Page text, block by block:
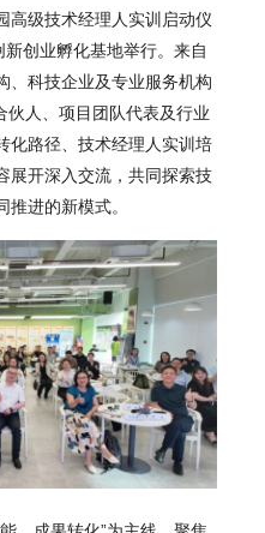
高级技术经理人实训启动仪
新创业孵化基地举行。来自
、科技企业及专业服务机构
伙人、项目团队代表及行业
化路径、技术经理人实训培
展开深入交流，共同探索技
进的新模式。